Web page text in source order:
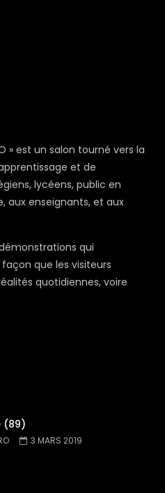
» est un salon tourné vers la
et de
lycéens, public en
aux enseignants, et aux
qui
que les visiteurs
quotidiennes, voire
(89)
3 MARS 2019